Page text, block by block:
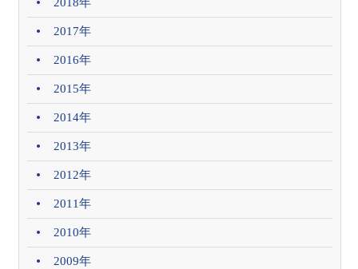
2018年
2017年
2016年
2015年
2014年
2013年
2012年
2011年
2010年
2009年